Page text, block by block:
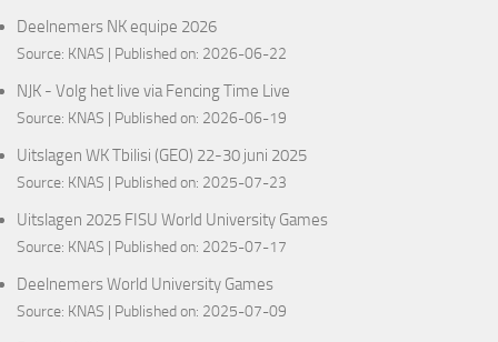
Deelnemers NK equipe 2026
Source: KNAS Published on: 2026-06-22
NJK - Volg het live via Fencing Time Live
Source: KNAS Published on: 2026-06-19
Uitslagen WK Tbilisi (GEO) 22-30 juni 2025
Source: KNAS Published on: 2025-07-23
Uitslagen 2025 FISU World University Games
Source: KNAS Published on: 2025-07-17
Deelnemers World University Games
Source: KNAS Published on: 2025-07-09